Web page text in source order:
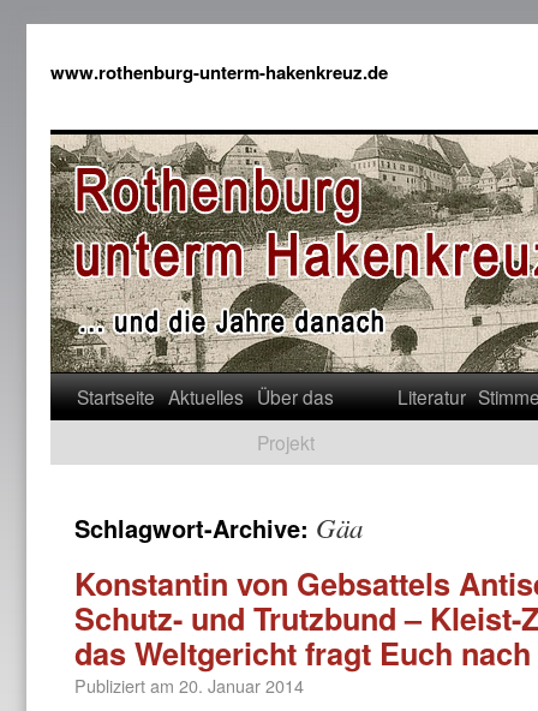
www.rothenburg-unterm-hakenkreuz.de
Startseite Aktuelles Über das
Projekt
Literatur
Schlagwort-Archive: Gäa
Konstantin von Gebsattels
Schutz- und Trutzbund – Kleist-
das Weltgericht fragt Euch
Publiziert am 20. Januar 2014